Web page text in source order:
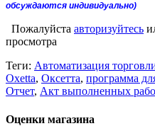
обсуждаются индивидуально)
Пожалуйста авторизуйтесь
просмотра
Теги: Автоматизация
Oxetta, Оксетта, программа
Отчет, Акт выполненных
Оценки магазина